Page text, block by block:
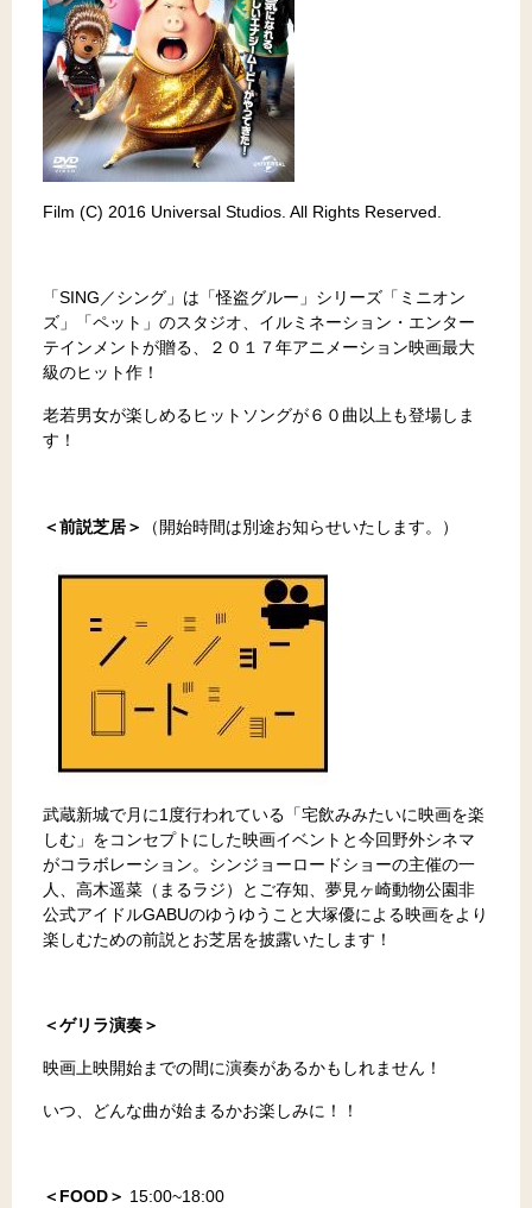
Film (C) 2016 Universal Studios. All Rights Reserved.
「SING／シング」は「怪盗グルー」シリーズ「ミニオン
ズ」「ペット」のスタジオ、イルミネーション・エンター
テインメントが贈る、２０１７年アニメーション映画最大
級のヒット作！
老若男女が楽しめるヒットソングが６０曲以上も登場しま
す！
＜前説芝居＞ （開始時間は別途お知らせいたします。）
武蔵新城で月に1度行われている「宅飲みみたいに映画を楽
しむ」をコンセプトにした映画イベントと今回野外シネマ
がコラボレーション。シンジョーロードショーの主催の一
人、高木遥菜（まるラジ）とご存知、夢見ヶ崎動物公園非
公式アイドルGABUのゆうゆうこと大塚優による映画をより
楽しむための前説とお芝居を披露いたします！
＜ゲリラ演奏＞
映画上映開始までの間に演奏があるかもしれません！
いつ、どんな曲が始まるかお楽しみに！！
＜FOOD＞ 15:00~18:00